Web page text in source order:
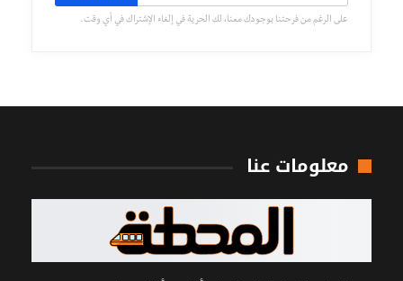
على الرغم من فرحتنا بوجودك معنا، لك الحرية في إلغاء الإشتراك في أي وقت.
معلومات عنا